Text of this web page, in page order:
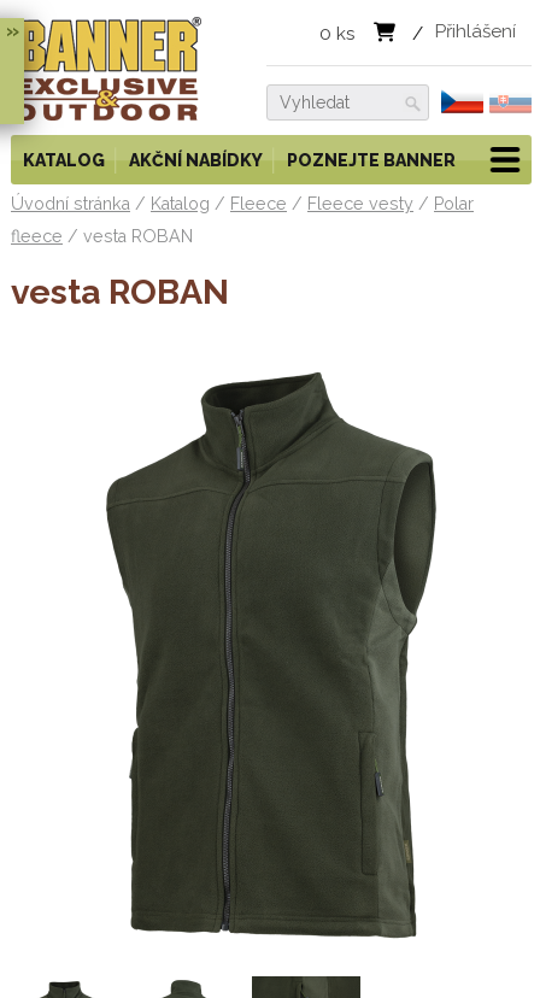
» Přihlášení
0 ks /
KATALOG AKČNÍ NABÍDKY POZNEJTE BANNER
Úvodní stránka / Katalog / Fleece / Fleece vesty / Polar
fleece / vesta ROBAN
vesta ROBAN